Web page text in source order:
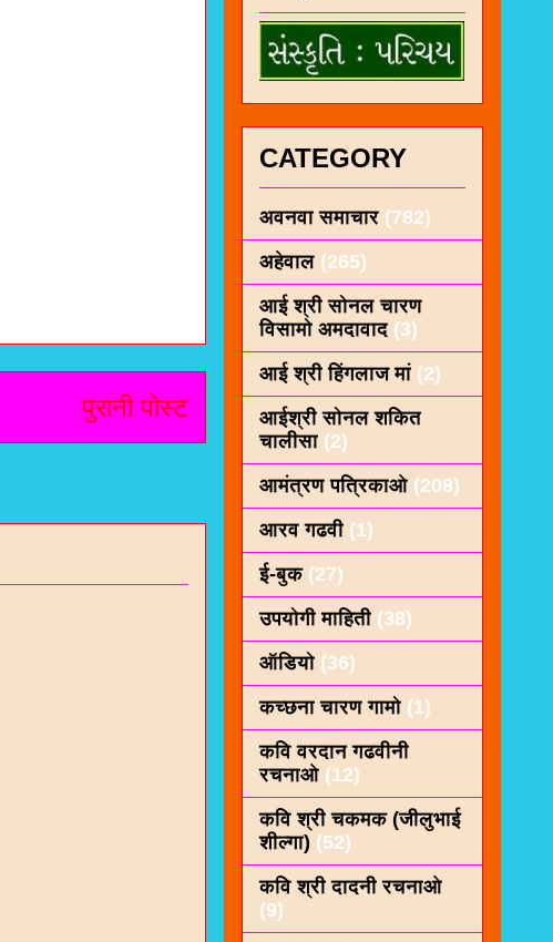
पुरानी पोस्ट
CATEGORY
अवनवा समाचार (782)
अहेवाल (265)
आई श्री सोनल चारण
विसामो अमदावाद (3)
आई श्री हिंगलाज मां (2)
आईश्री सोनल शकित
चालीसा (2)
आमंत्रण पत्रिकाओ (208)
आरव गढवी (1)
ई-बुक (27)
उपयोगी माहिती (38)
ऑडियो (36)
कच्छना चारण गामो (1)
कवि वरदान गढवीनी
रचनाओ (12)
कवि श्री चकमक (जीलुभाई
शील्गा) (52)
कवि श्री दादनी रचनाओ
(9)